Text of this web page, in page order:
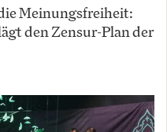
Meinungsfreiheit:
den Zensur-Plan der